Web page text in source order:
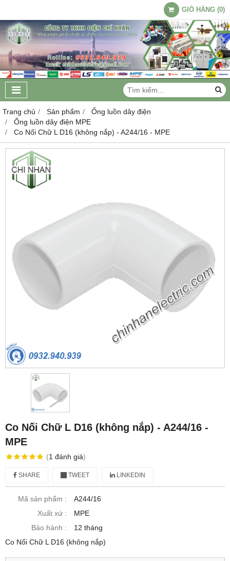
GIỎ HÀNG (0)
Trang chủ Sản phẩm
Ống luồn dây điện
Ống luồn dây điện MPE
Co Nối Chữ L D16 (không nắp) - A244/16 - MPE
Co Nối Chữ L D16 (không nắp) - A244/16 -
MPE
(1 đánh giá)
SHARE TWEET LINKEDIN
Mã sản phẩm :
A244/16
Xuất xứ :
MPE
Bảo hành :
12 tháng
Co Nối Chữ L D16 (không nắp)